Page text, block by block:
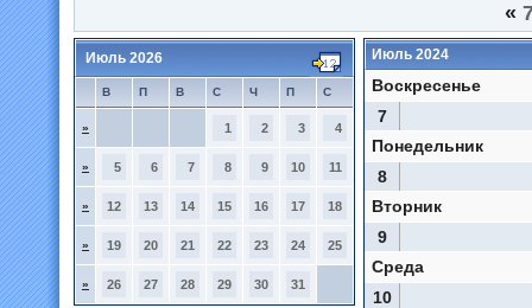
«
Июль 2026
В П В С Ч П С
» 1 2 3 4
» 5 6 7 8 9 10 11
» 12 13 14 15 16 17 18
» 19 20 21 22 23 24 25
» 26 27 28 29 30 31
Июль 2024
Воскресенье
7
Понедельник
8
Вторник
9
Среда
10